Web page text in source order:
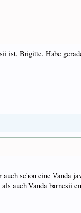
ist, Brigitte. Habe
schon eine Vanda
auch Vanda barnesii